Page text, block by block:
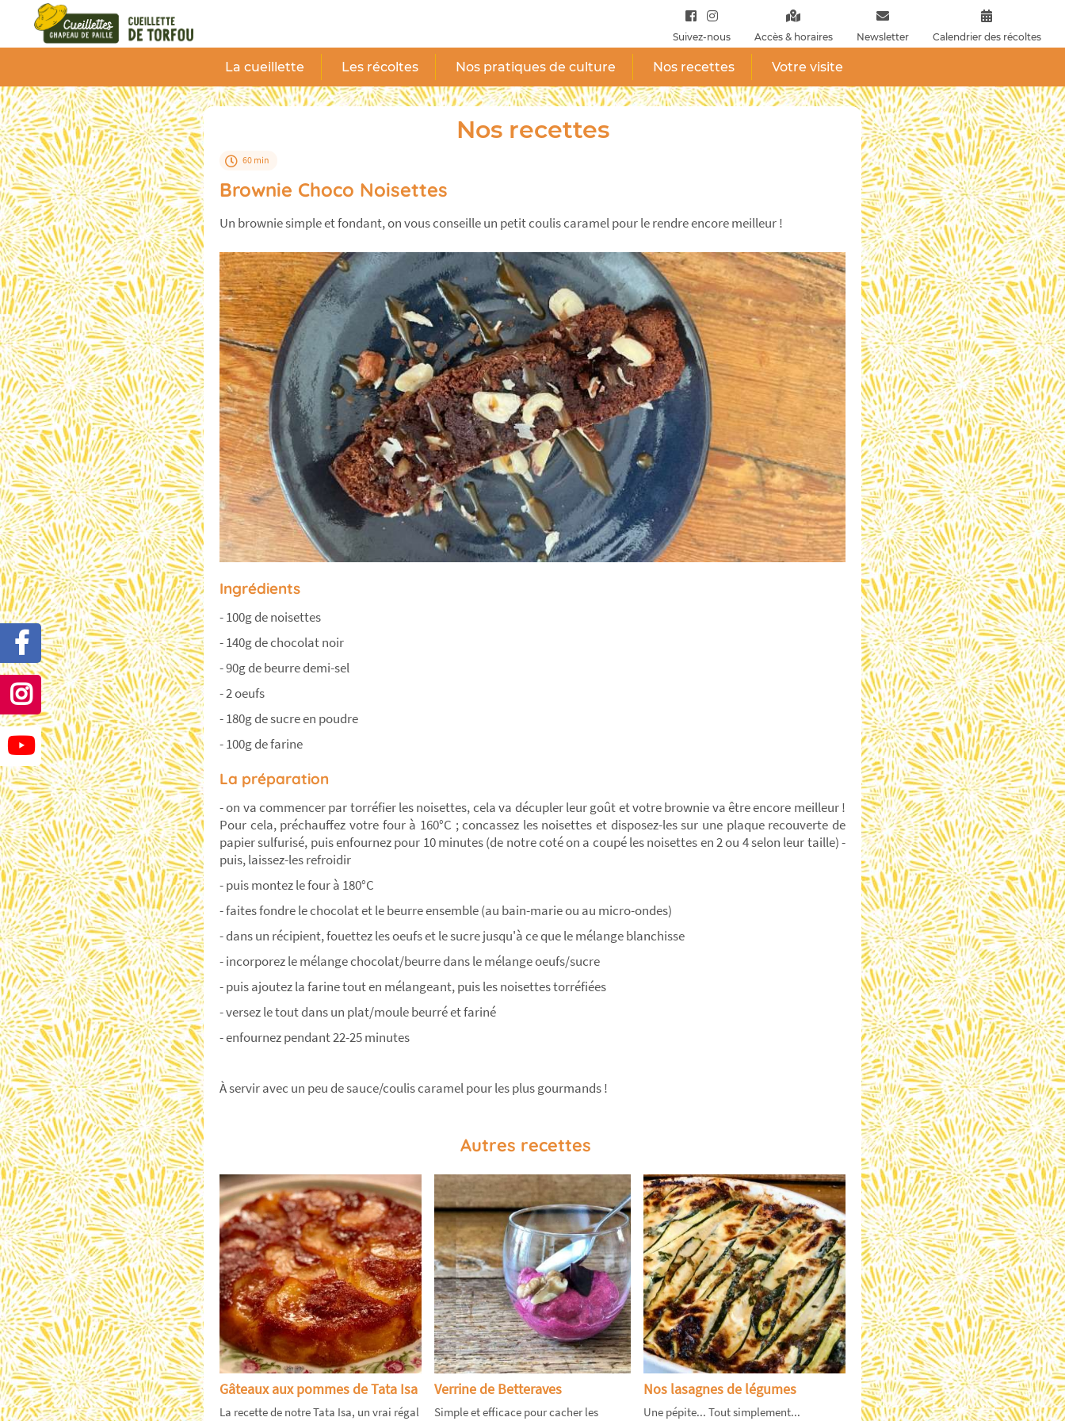
Suivez-nous Accès & horaires Newsletter Calendrier des récoltes
La cueillette Les récoltes Nos pratiques de culture Nos recettes Votre visite
Nos recettes
60 min
Brownie Choco Noisettes
Un brownie simple et fondant, on vous conseille un petit coulis caramel pour le rendre encore meilleur !
Ingrédients
- 100g de noisettes
- 140g de chocolat noir
- 90g de beurre demi-sel
- 2 oeufs
- 180g de sucre en poudre
- 100g de farine
La préparation
- on va commencer par torréfier les noisettes, cela va décupler leur goût et votre brownie va être encore meilleur !
Pour cela, préchauffez votre four à 160°C ; concassez les noisettes et disposez-les sur une plaque recouverte de
papier sulfurisé, puis enfournez pour 10 minutes (de notre coté on a coupé les noisettes en 2 ou 4 selon leur taille) -
puis, laissez-les refroidir
- puis montez le four à 180°C
- faites fondre le chocolat et le beurre ensemble (au bain-marie ou au micro-ondes)
- dans un récipient, fouettez les oeufs et le sucre jusqu'à ce que le mélange blanchisse
- incorporez le mélange chocolat/beurre dans le mélange oeufs/sucre
- puis ajoutez la farine tout en mélangeant, puis les noisettes torréfiées
- versez le tout dans un plat/moule beurré et fariné
- enfournez pendant 22-25 minutes
À servir avec un peu de sauce/coulis caramel pour les plus gourmands !
Autres recettes
Gâteaux aux pommes de Tata Isa
La recette de notre Tata Isa, un vrai régal
Verrine de Betteraves
Simple et efficace pour cacher les
Nos lasagnes de légumes
Une pépite... Tout simplement...
Panneau de gestion des cookies